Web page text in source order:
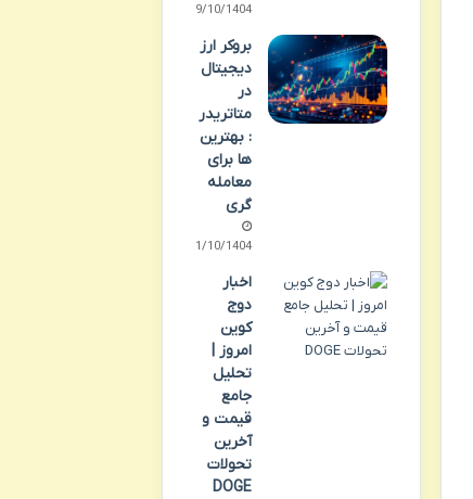
09/10/1404
بروکر ارز
دیجیتال
در
متاتریدر
: بهترین
ها برای
معامله
گری
11/10/1404
اخبار
دوج
کوین
امروز |
تحلیل
جامع
قیمت و
آخرین
تحولات
DOGE